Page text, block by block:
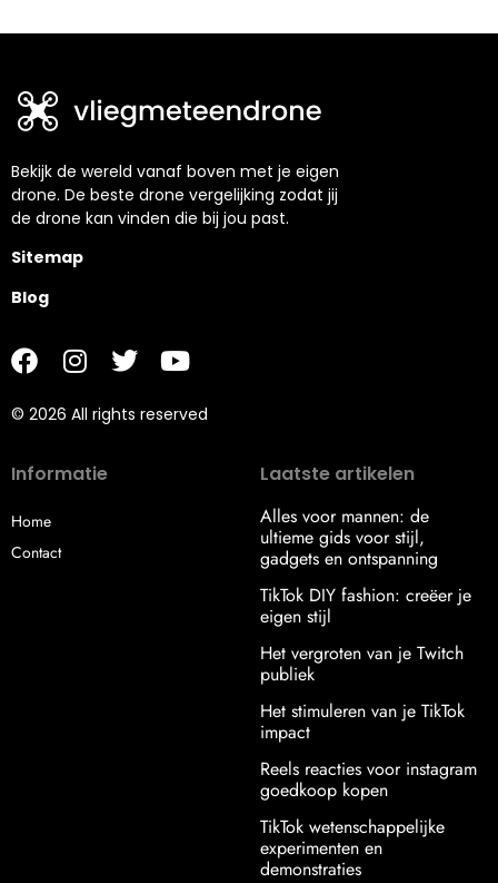
Bekijk de wereld vanaf boven met je eigen
drone. De beste drone vergelijking zodat jij
de drone kan vinden die bij jou past.
Sitemap
Blog
© 2026 All rights reserved
Informatie
Home
Contact
Laatste artikelen
Alles voor mannen: de
ultieme gids voor stijl,
gadgets en ontspanning
TikTok DIY fashion: creëer je
eigen stijl
Het vergroten van je Twitch
publiek
Het stimuleren van je TikTok
impact
Reels reacties voor instagram
goedkoop kopen
TikTok wetenschappelijke
experimenten en
demonstraties